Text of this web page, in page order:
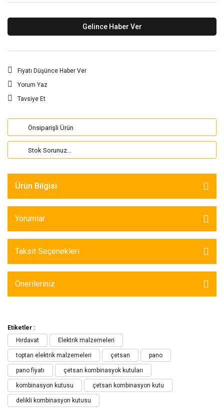
Gelince Haber Ver
Fiyatı Düşünce Haber Ver
Yorum Yaz
Tavsiye Et
Önsiparişli Ürün
Stok Sorunuz...
Ürün Bilgisi
Yorumlar
Taksit Seçenekleri
Önerileriniz
Etiketler :
Hırdavat
Elektrik malzemeleri
toptan elektrik malzemeleri çetsan pano
pano fiyatı çetsan kombinasyok kutuları
kombinasyon kutusu çetsan kombinasyon kutu
delikli kombinasyon kutusu